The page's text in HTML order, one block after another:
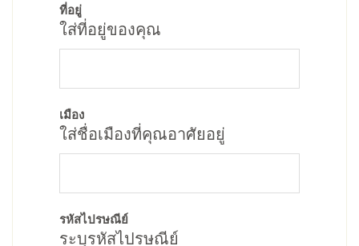
ที่อยู่
ใส่ที่อยู่ของคุณ
เมือง
ใส่ชื่อเมืองที่คุณอาศัยอยู่
รหัสไปรษณีย์
ระบุรหัสไปรษณีย์